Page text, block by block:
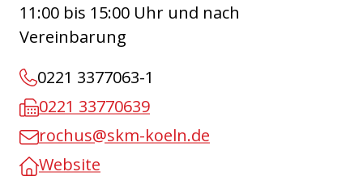
11:00 bis 15:00 Uhr und nach
Vereinbarung
0221 3377063-1
0221 33770639
rochus@skm-koeln.de
Website